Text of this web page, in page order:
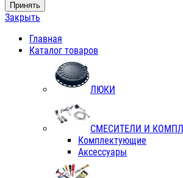
Принять
Закрыть
Главная
Каталог товаров
ЛЮКИ
СМЕСИТЕЛИ И
Комплектующие
Аксессуары